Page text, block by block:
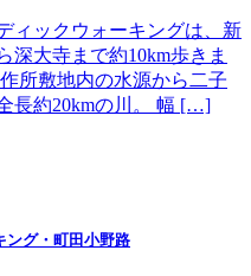
ィックウォーキングは、新
深大寺まで約10km歩きま
所敷地内の水源から二子
長約20kmの川。 幅 […]
ング・町田小野路